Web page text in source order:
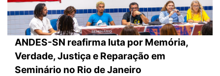
ANDES-SN reafirma luta por Memória,
Verdade, Justiça e Reparação em
Seminário no Rio de Janeiro